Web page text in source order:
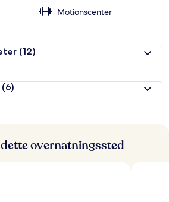
Motionscenter
(12)
(6)
overnatningssted